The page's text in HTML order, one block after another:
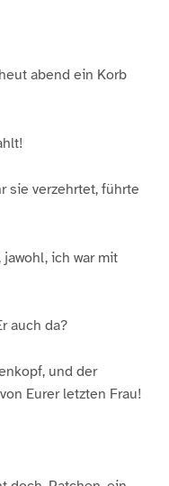
abend ein Korb
sie verzehrtet, führte
ich war mit
auch da?
und der
Eurer letzten Frau!